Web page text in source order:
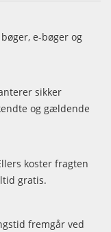
e-bøger og
sikker
og gældende
koster fragten
gratis.
fremgår ved